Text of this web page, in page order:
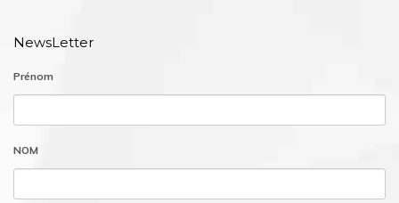
NewsLetter
Prénom
NOM